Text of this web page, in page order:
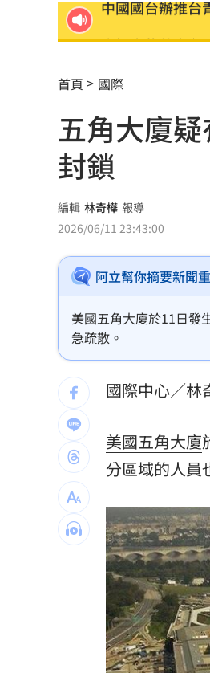
高橋文哉首來
割頸受害少年名
老婦遭看護餵
夏莉絲幼兒園爆
新／大雷雨開炸
工作太忙上腹痛
川湖賺逾11股本
白海豚攪局！離
SanDisk財報亮
緯創股利二度順
疑俄影子油輪
台灣彩券開獎直
LIVE三立+24小
三立iNEWS新
首頁 國際
五角大廈
封鎖
編輯 林奇樺 報導
2026/06/11 23:43:00
阿立幫你摘要新聞
美國五角大廈於11日發
急疏散。
國際中心／林
美國五角大廈
分區域的人員